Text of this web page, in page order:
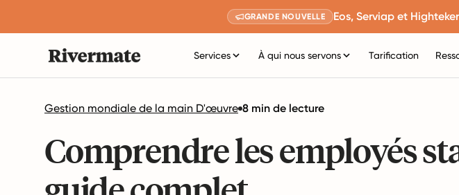
GRANDE NOUVELLE Eos, Serviap et
Services À qui nous servons Tarification
Gestion mondiale de la main D'œuvre 8 min de lecture
Comprendre les employés